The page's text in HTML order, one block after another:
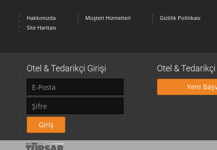
Hakkımızda
Site Haritası
Müşteri Hizmetleri Gizlilik Politikası
Otel & Tedarikçi Girişi
Giriş
Otel &
Yeni